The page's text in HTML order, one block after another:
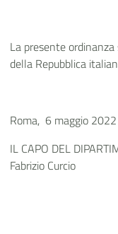
La presente
della Repubblica
Roma, 6 maggio 2022
IL CAPO DEL
Fabrizio Curcio